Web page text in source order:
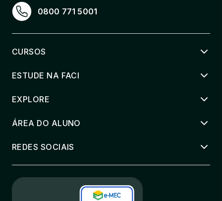
0800 771 5001
CURSOS
ESTUDE NA FACI
EXPLORE
ÁREA DO ALUNO
REDES SOCIAIS